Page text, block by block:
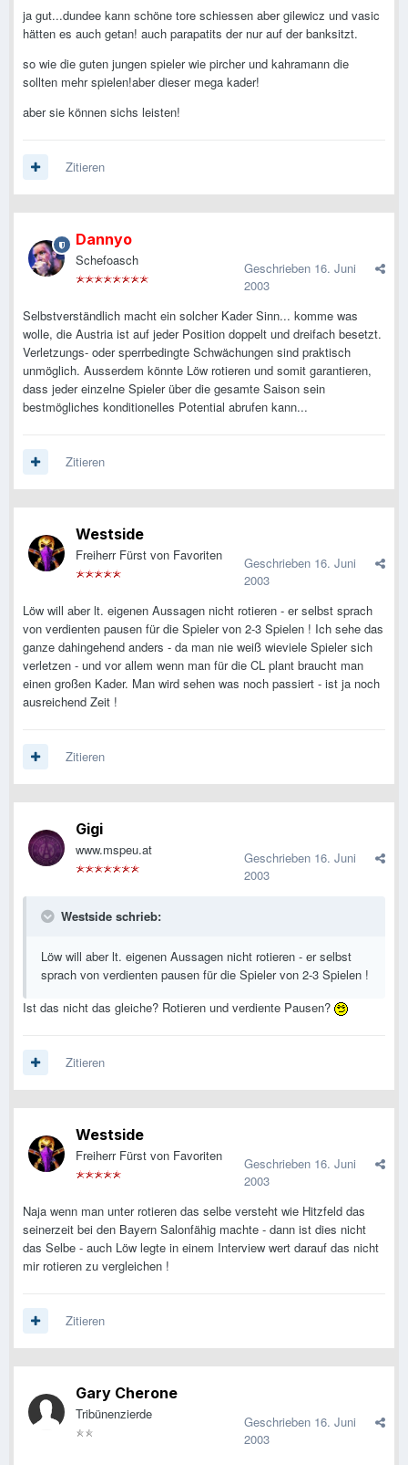
ja gut...dundee kann schöne tore schiessen aber gilewicz und vasic
hätten es auch getan! auch parapatits der nur auf der banksitzt.
so wie die guten jungen spieler wie pircher und kahramann die
sollten mehr spielen!aber dieser mega kader!
aber sie können sichs leisten!
Zitieren
Dannyo
Schefoasch Geschrieben 16. Juni
2003
Selbstverständlich macht ein solcher Kader Sinn... komme was
wolle, die Austria ist auf jeder Position doppelt und dreifach besetzt.
Verletzungs- oder sperrbedingte Schwächungen sind praktisch
unmöglich. Ausserdem könnte Löw rotieren und somit garantieren,
dass jeder einzelne Spieler über die gesamte Saison sein
bestmögliches konditionelles Potential abrufen kann...
Zitieren
Westside
Freiherr Fürst von Favoriten Geschrieben 16. Juni
2003
Löw will aber lt. eigenen Aussagen nicht rotieren - er selbst sprach
von verdienten pausen für die Spieler von 2-3 Spielen ! Ich sehe das
ganze dahingehend anders - da man nie weiß wieviele Spieler sich
verletzen - und vor allem wenn man für die CL plant braucht man
einen großen Kader. Man wird sehen was noch passiert - ist ja noch
ausreichend Zeit !
Zitieren
Gigi
www.mspeu.at Geschrieben 16. Juni
2003
Westside schrieb:
Löw will aber lt. eigenen Aussagen nicht rotieren - er selbst
sprach von verdienten pausen für die Spieler von 2-3 Spielen !
Ist das nicht das gleiche? Rotieren und verdiente Pausen?
Zitieren
Westside
Freiherr Fürst von Favoriten Geschrieben 16. Juni
2003
Naja wenn man unter rotieren das selbe versteht wie Hitzfeld das
seinerzeit bei den Bayern Salonfähig machte - dann ist dies nicht
das Selbe - auch Löw legte in einem Interview wert darauf das nicht
mir rotieren zu vergleichen !
Zitieren
Gary Cherone
Tribünenzierde Geschrieben 16. Juni
2003